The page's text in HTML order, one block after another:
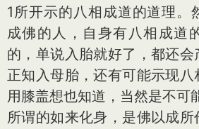
1所开示的八相成道的道理。
成佛的人，自身有八相成道
的，单说入胎就好了，都还
正知入母胎，还有可能示现八
用膝盖想也知道，当然是不可
所谓的如来化身，是佛以成所